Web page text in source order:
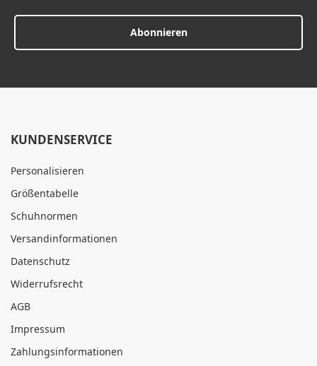
Abonnieren
KUNDENSERVICE
Personalisieren
Größentabelle
Schuhnormen
Versandinformationen
Datenschutz
Widerrufsrecht
AGB
Impressum
Zahlungsinformationen